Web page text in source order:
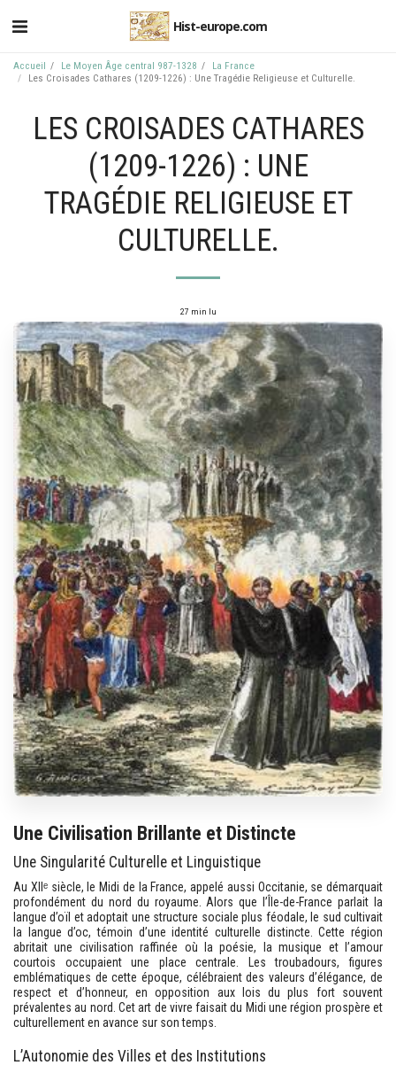
Hist-europe.com
Accueil Le Moyen Âge central 987-1328
La France
Les Croisades Cathares (1209-1226) : Une Tragédie Religieuse et Culturelle.
LES CROISADES CATHARES
(1209-1226) : UNE
TRAGÉDIE RELIGIEUSE ET
CULTURELLE.
27 min lu
Une Civilisation Brillante et Distincte
Une Singularité Culturelle et Linguistique
Au XIIᵉ siècle, le Midi de la France, appelé aussi Occitanie, se démarquait
profondément du nord du royaume. Alors que l’Île-de-France parlait la
langue d’oïl et adoptait une structure sociale plus féodale, le sud cultivait
la langue d’oc, témoin d’une identité culturelle distincte. Cette région
abritait une civilisation raffinée où la poésie, la musique et l’amour
courtois occupaient une place centrale. Les troubadours, figures
emblématiques de cette époque, célébraient des valeurs d’élégance, de
respect et d’honneur, en opposition aux lois du plus fort souvent
prévalentes au nord. Cet art de vivre faisait du Midi une région prospère et
culturellement en avance sur son temps.
L’Autonomie des Villes et des Institutions